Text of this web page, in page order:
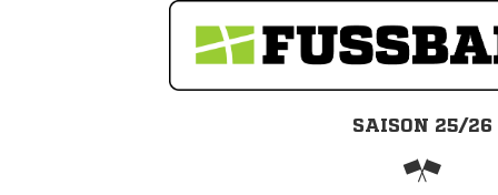
SAISON 25/26